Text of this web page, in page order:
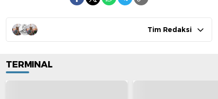
Tim Redaksi
TERMINAL